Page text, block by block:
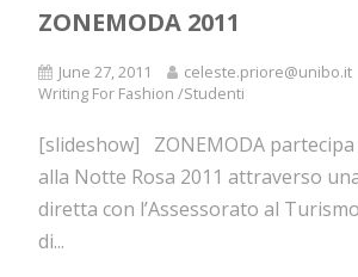
ZONEMODA 2011
June 27, 2011 celeste.priore@unibo.it
Writing For Fashion /Studenti
[slideshow] ZONEMODA
alla Notte Rosa 2011 attraverso
diretta con l’Assessorato al
di...